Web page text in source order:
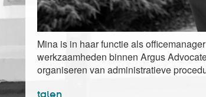
Mina is in haar functie als
werkzaamheden binnen Argus
organiseren van administratieve
talen